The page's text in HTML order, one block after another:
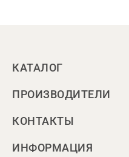
КАТАЛОГ
ПРОИЗВОДИТЕЛИ
КОНТАКТЫ
ИНФОРМАЦИЯ